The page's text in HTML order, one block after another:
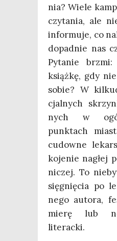
nia? Wie­le
czy­ta­nia, ale
infor­mu­je, co
dopad­nie nas
Pyta­nie
książ­kę, gdy
sobie? W
cjal­nych
nych w
punk­tach
cudow­ne
ko­je­nie nagłej
ni­czej. To
się­gnię­cia po
ne­go auto­ra,
mie­rę lub
literacki.